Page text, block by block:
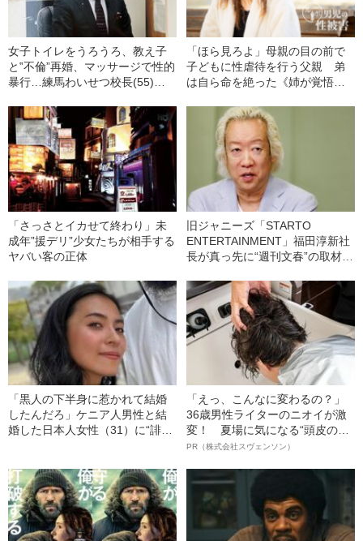
女子トイレをうろうろ、教え子
と‟不倫”再婚、マッサージで性的
暴行…練馬わいせつ校長(55)
リ」《準強姦致傷容疑で再逮
捕》
「ほら見ろよ」母親の目の前で
子どもに性虐待を行う父親 弟
は自ら命を絶った《姉が覚悟の
「さっさとイカせて終わり」未
成年”援デリ”少女たちが相手する
ヤバい客の正体
旧ジャニーズ「STARTO
ENTERTAINMENT」福田淳新社
長が真っ先に“週刊文春”の取材を
〈独占告白150分〉
「黒人の下半身に惹かれて結婚
したんだろ」ケニア人男性と結
婚した日本人女性（31）に“誹謗
「えっ、こんなに変わるの？」
36歳男性ライターのニオイが激
変！ 夏場に気になる“頭皮のニ
オイ”や“ベタつき”を解消す
ト”が生み出した徹底ケアとは
PR（株式会社スヴェンソン）